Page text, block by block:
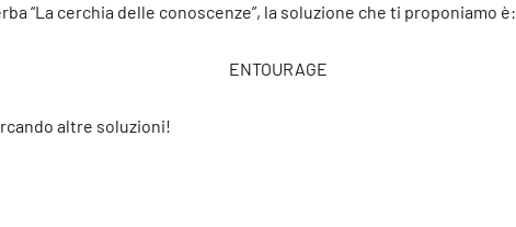
“La cerchia delle conoscenze”, la soluzione che ti proponiamo è:
ENTOURAGE
altre soluzioni!